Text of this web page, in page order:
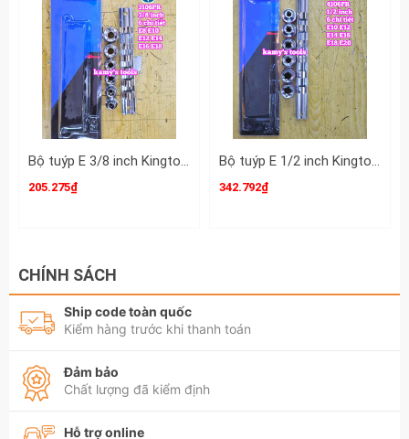
Bộ tuýp E 3/8 inch Kingtony 3106PR 6 chi tiết E8 E10 E12 E14 E16 E18
205.275₫
Bộ tuýp E 1/2 inch Kingtony 4106PR 6 chi tiết E10 E12 E14 E16 E18 E20
342.792₫
CHÍNH SÁCH
Ship code toàn quốc
Kiểm hàng trước khi thanh toán
Đảm bảo
Chất lượng đã kiểm định
Hỗ trợ online